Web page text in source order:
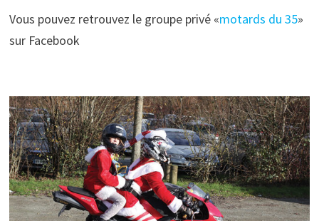
Vous pouvez retrouvez le groupe privé «motards du 35»
sur Facebook